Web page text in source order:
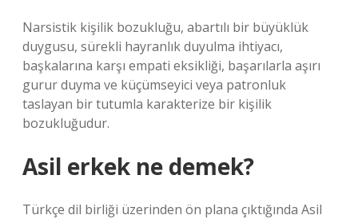
Narsistik kişilik bozukluğu, abartılı bir büyüklük
duygusu, sürekli hayranlık duyulma ihtiyacı,
başkalarına karşı empati eksikliği, başarılarla aşırı
gurur duyma ve küçümseyici veya patronluk
taslayan bir tutumla karakterize bir kişilik
bozukluğudur.
Asil erkek ne demek?
Türkçe dil birliği üzerinden ön plana çıktığında Asil